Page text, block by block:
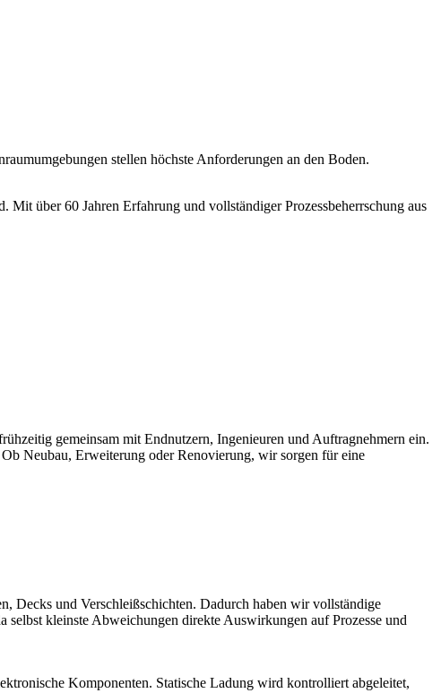
stellen höchste Anforderungen an den Boden.
über 60 Jahren Erfahrung und vollständiger Prozessbeherrschung aus
gemeinsam mit Endnutzern, Ingenieuren und Auftragnehmern ein.
Neubau, Erweiterung oder Renovierung, wir sorgen für eine
Decks und Verschleißschichten. Dadurch haben wir vollständige
kleinste Abweichungen direkte Auswirkungen auf Prozesse und
Komponenten. Statische Ladung wird kontrolliert abgeleitet,